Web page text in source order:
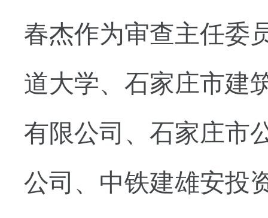
春杰作为审查主任委
道大学、石家庄市建
有限公司 、石家庄市
公司 、中铁建雄安投